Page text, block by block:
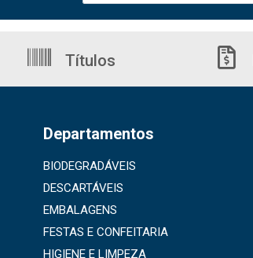
Títulos
Departamentos
BIODEGRADÁVEIS
DESCARTÁVEIS
EMBALAGENS
FESTAS E CONFEITARIA
HIGIENE E LIMPEZA